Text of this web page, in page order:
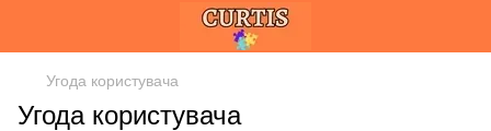
Угода користувача
Угода користувача